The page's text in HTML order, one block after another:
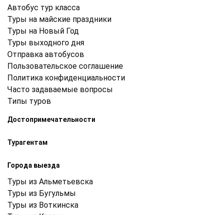
Автобус тур класса
Туры на майские праздники
Туры на Новый Год
Туры выходного дня
Отправка автобусов
Пользовательское соглашение
Политика конфиденциальности
Часто задаваемые вопросы
Типы туров
Достопримечательности
Турагентам
Города выезда
Туры из Альметьевска
Туры из Бугульмы
Туры из Воткинска